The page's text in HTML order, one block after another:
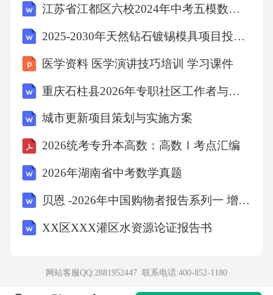
说，最重要的是选择，并按照自己的选择去行
动和承担责任。
A.人生来都是不自由的
B.人的自由要靠人自身的选择与行动
C.人应当挣脱文化束缚
D.人的自由与责任相矛盾
【答案】B10、建设关键信息基础设施应当确保
证安全技术措施（）。
江苏省江都区六校2024年中考五模数学试题含解析
2025-2030年天然钻石镀锡模具项目投资价值分析报告
医学资料 医学演讲技巧培训 学习课件
重庆石柱县2026年专职社区工作者与后备人员招聘考试试卷-含答案解析
城市更新项目策划与实施方案
2026统考专升本高数：高数Ⅰ考点汇编
2026年湖南省中考数学真题
贝恩 -2026年中国购物者报告系列一 增长承压中国快消品市场显现新格局 消费者追求“质价比”新渠道争夺战打响 202606
XX区XXX灌区水资源论证报告书
网站客服QQ:2881952447 联系电话:400-852-1180